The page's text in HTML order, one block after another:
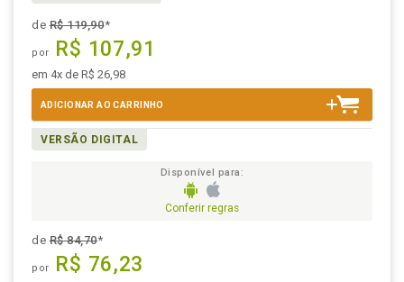
deR$ 119,90*
por R$ 107,91
em 4x de R$ 26,98
ADICIONAR AO CARRINHO
VERSÃO DIGITAL
Disponível para:
Conferir regras
deR$ 84,70*
por R$ 76,23